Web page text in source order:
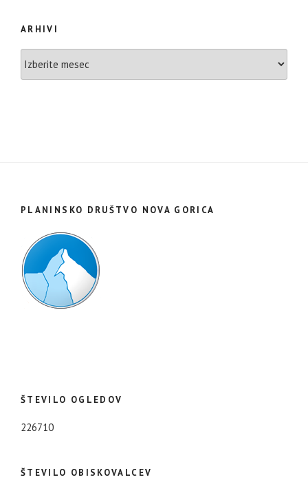
ARHIVI
PLANINSKO DRUŠTVO NOVA GORICA
ŠTEVILO OGLEDOV
226710
ŠTEVILO OBISKOVALCEV